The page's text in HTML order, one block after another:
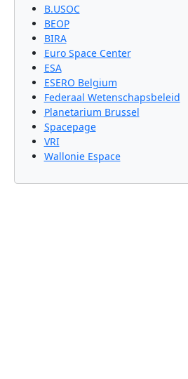
B.USOC
BEOP
BIRA
Euro Space Center
ESA
ESERO Belgium
Federaal Wetenschapsbeleid
Planetarium Brussel
Spacepage
VRI
Wallonie Espace